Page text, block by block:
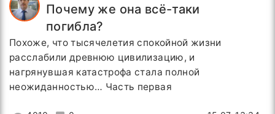
Почему же она всё-таки
погибла?
Похоже, что тысячелетия спокойной жизни
расслабили древнюю цивилизацию, и
нагрянувшая катастрофа стала полной
неожиданностью… Часть первая